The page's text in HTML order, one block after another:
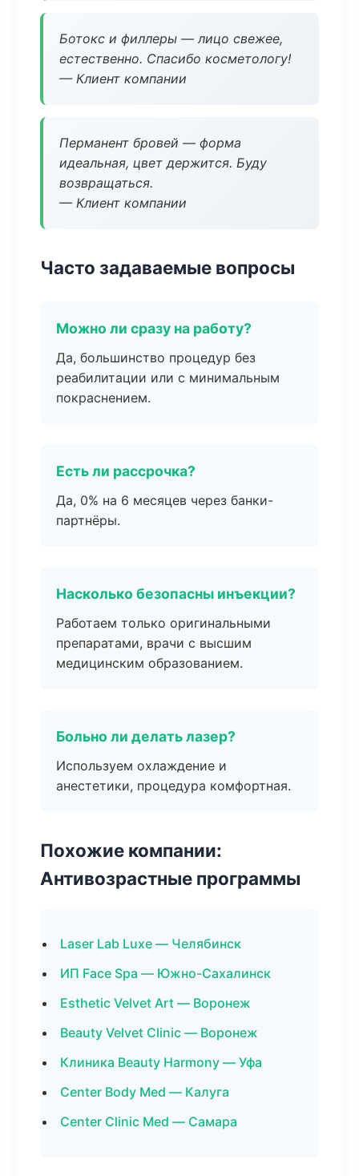
Ботокс и филлеры — лицо свежее,
естественно. Спасибо косметологу!
— Клиент компании
Перманент бровей — форма
идеальная, цвет держится. Буду
возвращаться.
— Клиент компании
Часто задаваемые вопросы
Можно ли сразу на работу?
Да, большинство процедур без
реабилитации или с минимальным
покраснением.
Есть ли рассрочка?
Да, 0% на 6 месяцев через банки-
партнёры.
Насколько безопасны инъекции?
Работаем только оригинальными
препаратами, врачи с высшим
медицинским образованием.
Больно ли делать лазер?
Используем охлаждение и
анестетики, процедура комфортная.
Похожие компании:
Антивозрастные программы
Laser Lab Luxe — Челябинск
ИП Face Spa — Южно-Сахалинск
Esthetic Velvet Art — Воронеж
Beauty Velvet Clinic — Воронеж
Клиника Beauty Harmony — Уфа
Center Body Med — Калуга
Center Clinic Med — Самара